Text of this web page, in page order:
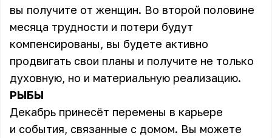
вы получите от женщин. Во второй половине
месяца трудности и потери будут
компенсированы, вы будете активно
продвигать свои планы и получите не только
духовную, но и материальную реализацию.
РЫБЫ
Декабрь принесёт перемены в карьере
и события, связанные с домом. Вы можете